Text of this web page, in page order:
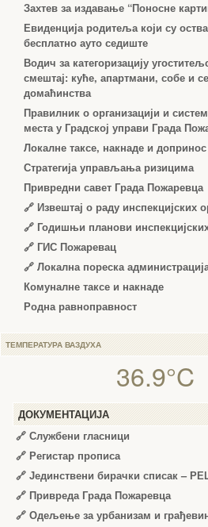
Захтев за издавање “Поносне
Евиденција родитеља који су
бесплатно ауто седиште
Водич за категоризацију
смештај: куће, апартмани, собе и
домаћинства
Правилник о организацији и
места у Градској управи Града
Локалне таксе, накнаде и допринос
Стратегија управљања ризицима
Привредни савет Града Пожаревца
🔗 Извештај о раду инспекцијских
🔗 Годишњи планови
🔗 ГИС Пожаревац
🔗 Локална пореска
Комуналне таксе и накнаде
Родна равноправност
ТЕМПЕРАТУРА ВАЗДУХА
36.9°C
ДОКУМЕНТАЦИЈА
🔗 Службени гласници
🔗 Регистар прописа
🔗 Јединствени бирачки списак –
🔗 Привреда Града Пожаревца
🔗 Одељење за урбанизам и